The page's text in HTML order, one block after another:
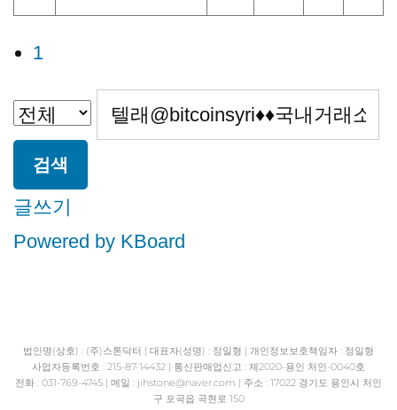
1
검색
글쓰기
Powered by KBoard
법인명(상호) : (주)스톤닥터 | 대표자(성명) : 정일형 | 개인정보보호책임자 : 정일형
사업자등록번호 : 215-87-14432 | 통신판매업신고 : 제2020-용인 처인-0040호
전화 : 031-769-4745 | 메일 : jihstone@naver.com | 주소 : 17022 경기도 용인시 처인
구 포곡읍 곡현로 150